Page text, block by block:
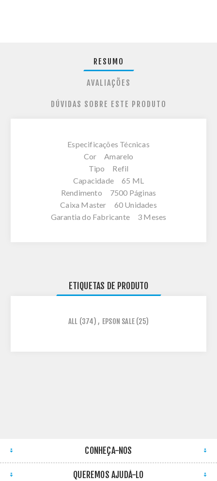
RESUMO
AVALIAÇÕES
DÚVIDAS SOBRE ESTE PRODUTO
Especificações Técnicas
Cor Amarelo
Tipo Refil
Capacidade 65 ML
Rendimento 7500 Páginas
Caixa Master 60 Unidades
Garantia do Fabricante 3 Meses
ETIQUETAS DE PRODUTO
ALL (374) , EPSON SALE (25)
CONHEÇA-NOS
QUEREMOS AJUDÁ-LO